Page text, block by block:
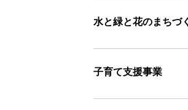
水と緑と花のまちづ
子育て支援事業